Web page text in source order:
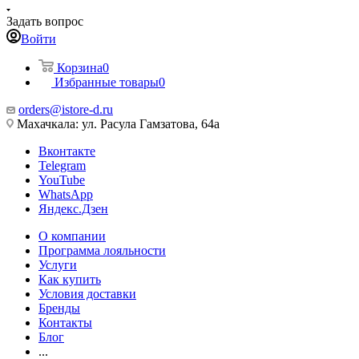
Задать вопрос
Войти
Корзина0
Избранные товары0
orders@istore-d.ru
Махачкала: ул. Расула Гамзатова, 64а
Вконтакте
Telegram
YouTube
WhatsApp
Яндекс.Дзен
О компании
Программа лояльности
Услуги
Как купить
Условия доставки
Бренды
Контакты
Блог
...